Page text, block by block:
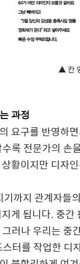
▲ 칸
과정
요구를 반영하
록 전문가의 손
황이지만 디자
까지 관계자들
게 됩니다. 중
러나 우리는 중
터를 작업한 디